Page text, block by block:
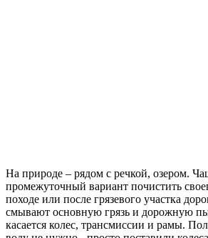
На природе – рядом с речкой, озером.
промежуточный вариант почистить
походе или после грязевого участка
смывают основную грязь и дорожную
касается колес, трансмиссии и рамы.